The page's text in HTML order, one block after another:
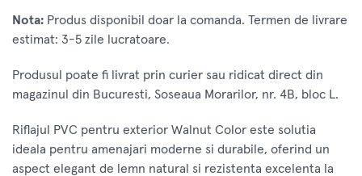
Nota: Produs disponibil doar la comanda. Termen de livrare
estimat: 3-5 zile lucratoare.
Produsul poate fi livrat prin curier sau ridicat direct din
magazinul din Bucuresti, Soseaua Morarilor, nr. 4B, bloc L.
Riflajul PVC pentru exterior Walnut Color este solutia
ideala pentru amenajari moderne si durabile, oferind un
aspect elegant de lemn natural si rezistenta excelenta la